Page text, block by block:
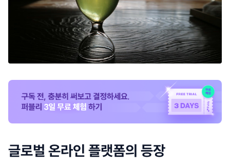
글로벌 온라인 플랫폼의 등장